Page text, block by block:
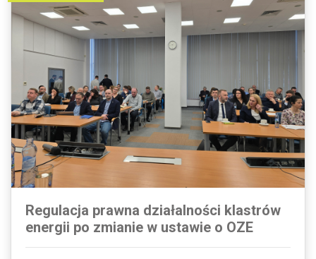
Regulacja prawna działalności klastrów
energii po zmianie w ustawie o OZE